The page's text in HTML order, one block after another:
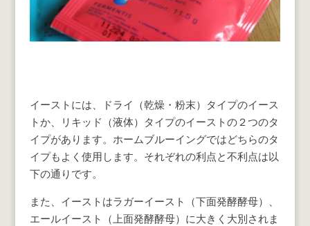
イーストには、ドライ（乾燥・粉末）タイプのイース
トか、リキッド（液体）タイプのイーストの２つのタ
イプがあります。ホームブルーイングではどちらのタ
イプもよく使用します。それぞれの利点と不利点は以
下の通りです。
また、イーストはラガーイースト（下面発酵酵母）、
エールイースト（上面発酵酵母）に大きく大別されま